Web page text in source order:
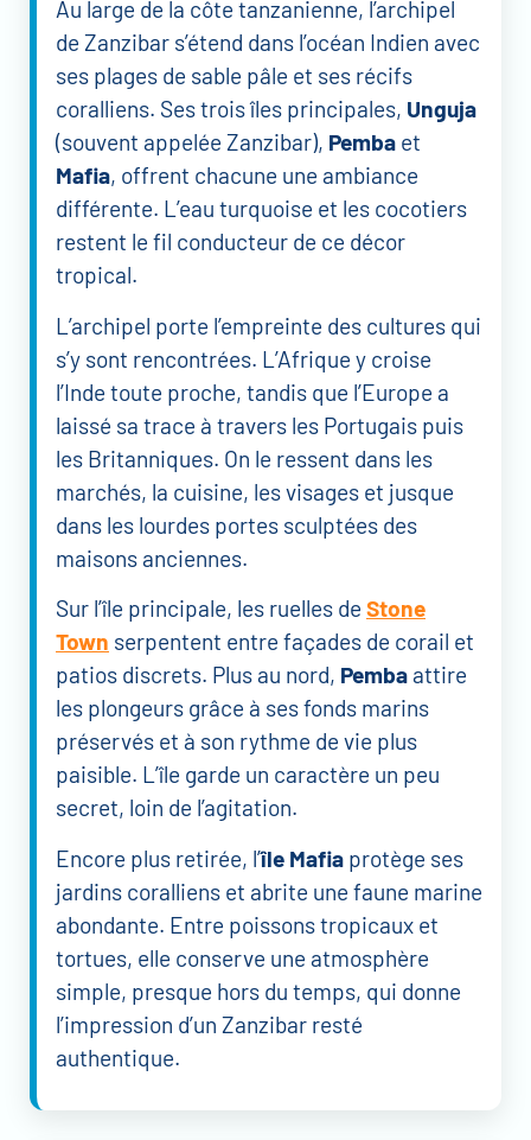
Au large de la côte tanzanienne, l’archipel
de Zanzibar s’étend dans l’océan Indien avec
ses plages de sable pâle et ses récifs
coralliens. Ses trois îles principales, Unguja
(souvent appelée Zanzibar), Pemba et
Mafia, offrent chacune une ambiance
différente. L’eau turquoise et les cocotiers
restent le fil conducteur de ce décor
tropical.
L’archipel porte l’empreinte des cultures qui
s’y sont rencontrées. L’Afrique y croise
l’Inde toute proche, tandis que l’Europe a
laissé sa trace à travers les Portugais puis
les Britanniques. On le ressent dans les
marchés, la cuisine, les visages et jusque
dans les lourdes portes sculptées des
maisons anciennes.
Sur l’île principale, les ruelles de Stone
Town serpentent entre façades de corail et
patios discrets. Plus au nord, Pemba attire
les plongeurs grâce à ses fonds marins
préservés et à son rythme de vie plus
paisible. L’île garde un caractère un peu
secret, loin de l’agitation.
Encore plus retirée, l’île Mafia protège ses
jardins coralliens et abrite une faune marine
abondante. Entre poissons tropicaux et
tortues, elle conserve une atmosphère
simple, presque hors du temps, qui donne
l’impression d’un Zanzibar resté
authentique.